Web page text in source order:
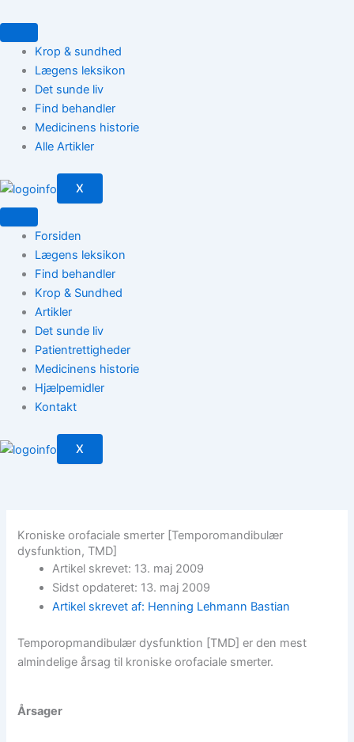
til
indholdetKrop & sundhed
Lægens leksikon
Det sunde liv
Find behandler
Medicinens historie
Alle Artikler
X
Forsiden
Lægens leksikon
Find behandler
Krop & Sundhed
Artikler
Det sunde liv
Patientrettigheder
Medicinens historie
Hjælpemidler
Kontakt
X
Kroniske orofaciale smerter [Temporomandibulær
dysfunktion, TMD]
Artikel skrevet: 13. maj 2009
Sidst opdateret: 13. maj 2009
Artikel skrevet af: Henning Lehmann Bastian
Temporopmandibulær dysfunktion [TMD] er den mest
almindelige årsag til kroniske orofaciale smerter.
Årsager